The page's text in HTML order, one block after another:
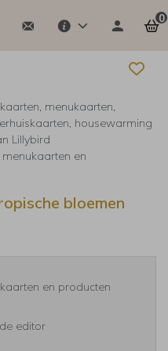
0
menukaarten,
housewarming
Lillybird
en
bloemen
en producten
editor